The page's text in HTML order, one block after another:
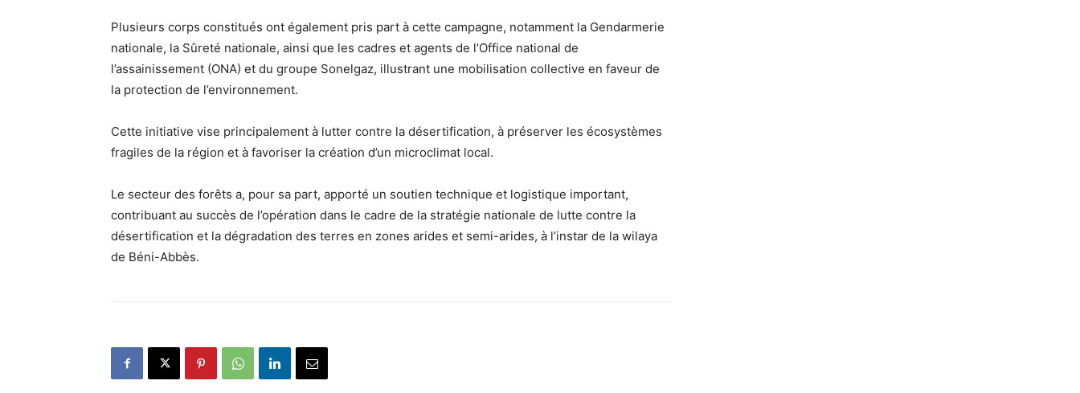
Plusieurs corps constitués ont également pris part à cette campagne, notamment la Gendarmerie
nationale, la Sûreté nationale, ainsi que les cadres et agents de l’Office national de
l’assainissement (ONA) et du groupe Sonelgaz, illustrant une mobilisation collective en faveur de
la protection de l’environnement.
Cette initiative vise principalement à lutter contre la désertification, à préserver les écosystèmes
fragiles de la région et à favoriser la création d’un microclimat local.
Le secteur des forêts a, pour sa part, apporté un soutien technique et logistique important,
contribuant au succès de l’opération dans le cadre de la stratégie nationale de lutte contre la
désertification et la dégradation des terres en zones arides et semi-arides, à l’instar de la wilaya
de Béni-Abbès.